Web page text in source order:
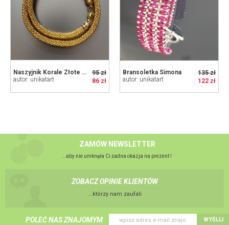
95 zł
86 zł
Naszyjnik Korale Złote nasz2446
autor: unikatart
135 zł
122 zł
Bransoletka Simona
autor: unikatart
ZAMÓW NEWSLETTER
...aby nie umknęła Ci żadna okazja na prezent !
ZOBACZ OPINIE KLIENTÓW
...którzy nam zaufali
POLEĆ NAS ZNAJOMYM WYŚLIJ